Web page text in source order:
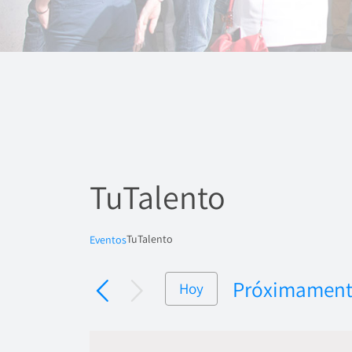
TuTalento
EventosTuTalento
Hoy